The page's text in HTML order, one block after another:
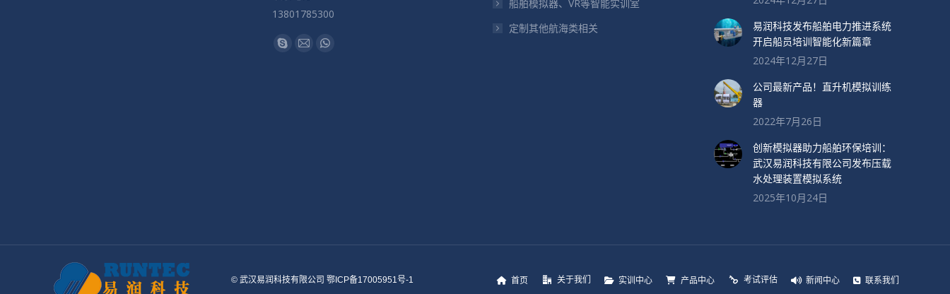
13801785300
找到我们：
SkypeMailWhatsapp
船舶模拟器、VR等智能实训室
定制其他航海类相关
易润科技发布船舶电力推进系统
开启船员培训智能化新篇章
2024年12月27日
公司最新产品！直升机模拟训练
器
2022年7月26日
创新模拟器助力船舶环保培训：
武汉易润科技有限公司发布压载
水处理装置模拟系统
2025年10月24日
© 武汉易润科技有限公司 鄂ICP备17005951号-1 首页 关于我们 实训中心 产品中心 考试评估 新闻中心 联系我们